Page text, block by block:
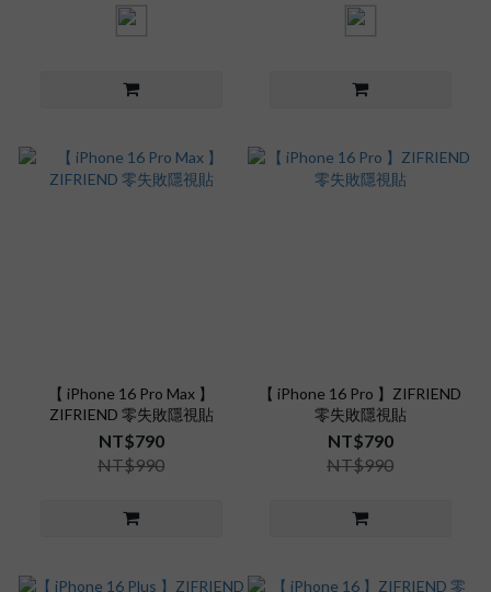
【 iPhone 16 Pro Max 】
ZIFRIEND 零失敗隱視貼
NT$790
NT$990
【 iPhone 16 Pro 】ZIFRIEND
零失敗隱視貼
NT$790
NT$990